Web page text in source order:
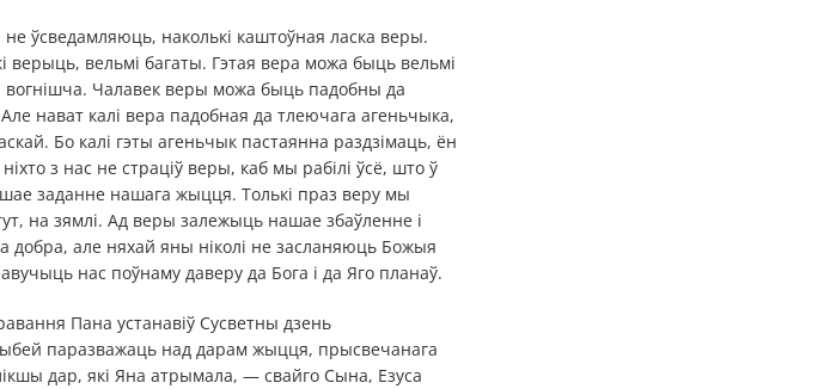
ўсведамляюць, наколькі каштоўная ласка веры.
верыць, вельмі багаты. Гэтая вера можа быць вельмі
вогнішча. Чалавек веры можа быць падобны да
нават калі вера падобная да тлеючага агеньчыка,
Бо калі гэты агеньчык пастаянна раздзімаць, ён
з нас не страціў веры, каб мы рабілі ўсё, што ў
заданне нашага жыцця. Толькі праз веру мы
на зямлі. Ад веры залежыць нашае збаўленне і
добра, але няхай яны ніколі не засланяюць Божыя
нас поўнаму даверу да Бога і да Яго планаў.
Пана устанавіў Сусветны дзень
паразважаць над дарам жыцця, прысвечанага
дар, які Яна атрымала, — свайго Сына, Езуса